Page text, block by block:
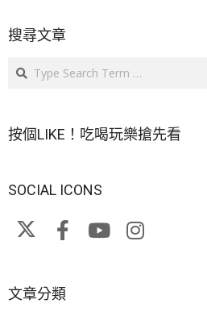
搜尋文章
Search
按個LIKE！吃喝玩樂搶先看
SOCIAL ICONS
文章分類